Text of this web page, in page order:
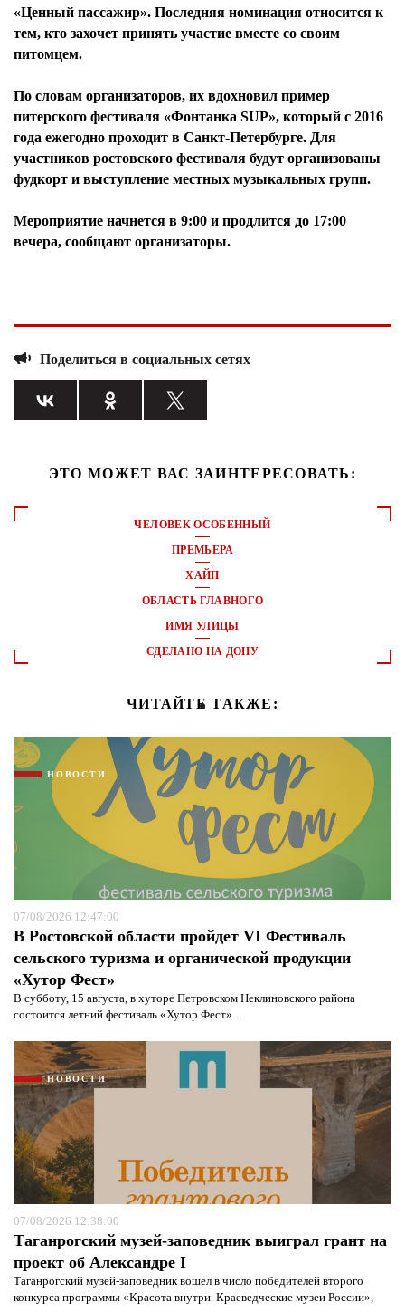
«Ценный пассажир». Последняя номинация относится к
тем, кто захочет принять участие вместе со своим
питомцем.
По словам организаторов, их вдохновил пример
питерского фестиваля «Фонтанка SUP», который с 2016
года ежегодно проходит в Санкт-Петербурге. Для
участников ростовского фестиваля будут организованы
фудкорт и выступление местных музыкальных групп.
Мероприятие начнется в 9:00 и продлится до 17:00
вечера, сообщают организаторы.
Поделиться в социальных сетях
ЭТО МОЖЕТ ВАС ЗАИНТЕРЕСОВАТЬ:
ЧЕЛОВЕК ОСОБЕННЫЙ
ПРЕМЬЕРА
ХАЙП
ОБЛАСТЬ ГЛАВНОГО
ИМЯ УЛИЦЫ
СДЕЛАНО НА ДОНУ
ЧИТАЙТЕ ТАКЖЕ:
НОВОСТИ
07/08/2026 12:47:00
В Ростовской области пройдет VI Фестиваль
сельского туризма и органической продукции
«Хутор Фест»
В субботу, 15 августа, в хуторе Петровском Неклиновского района
состоится летний фестиваль «Хутор Фест»...
НОВОСТИ
07/08/2026 12:38:00
Таганрогский музей-заповедник выиграл грант на
проект об Александре I
Таганрогский музей-заповедник вошел в число победителей второго
конкурса программы «Красота внутри. Краеведческие музеи России»,